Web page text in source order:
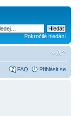
Pokročilé hledání
FAQ Přihlásit se